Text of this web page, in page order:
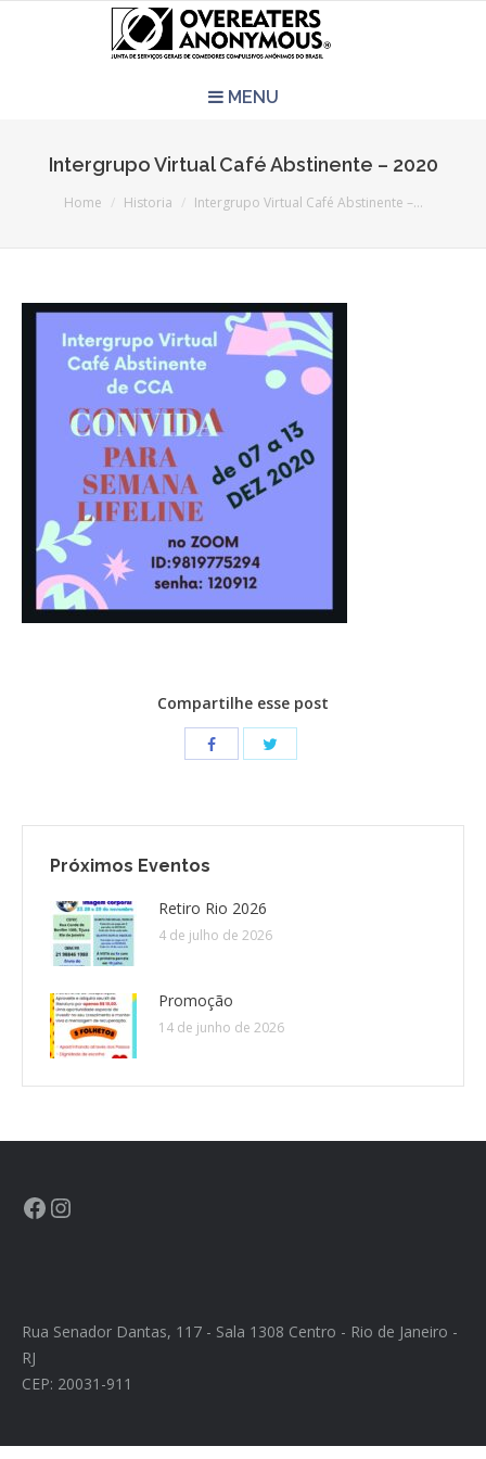
MENU
REUNIÕES
CCA É PRA VOCÊ?
LITERATURA
EVENTOS
PERGUNTAS E RESPOSTAS
CONTATO
CONTRIBUIÇÕES
Intergrupo Virtual Café Abstinente – 2020
You are here:
Home Historia Intergrupo Virtual Café Abstinente –…
Compartilhe esse post
Próximos Eventos
Retiro Rio 2026
4 de julho de 2026
Promoção
14 de junho de 2026
Rua Senador Dantas, 117 - Sala 1308 Centro - Rio de Janeiro -
RJ
CEP: 20031-911